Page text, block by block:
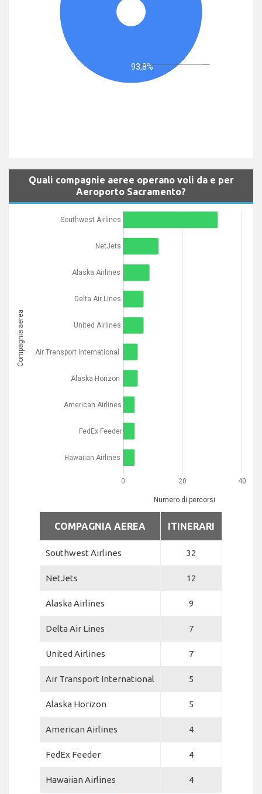
93,8%
Quali compagnie aeree operano voli da e per
Aeroporto Sacramento?
0 20 40
Numero di percorsi
Southwest Airlines
NetJets
Alaska Airlines
Delta Air Lines
United Airlines
Air Transport International
Alaska Horizon
American Airlines
FedEx Feeder
Hawaiian Airlines
Compagnia aerea
COMPAGNIA AEREA ITINERARI
Southwest Airlines 32
NetJets 12
Alaska Airlines 9
Delta Air Lines 7
United Airlines 7
Air Transport International 5
Alaska Horizon 5
American Airlines 4
FedEx Feeder 4
Hawaiian Airlines 4